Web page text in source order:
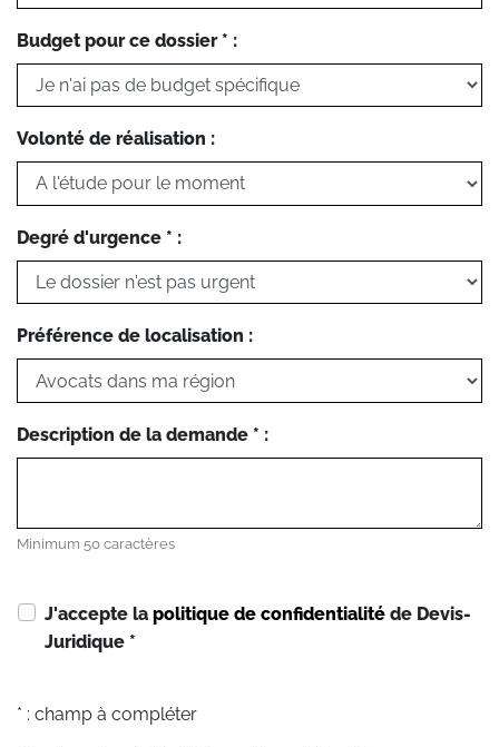
Budget pour ce dossier * :
Volonté de réalisation :
Degré d'urgence * :
Préférence de localisation :
Description de la demande * :
Minimum 50 caractères
J'accepte la politique de confidentialité de Devis-
Juridique *
* : champ à compléter